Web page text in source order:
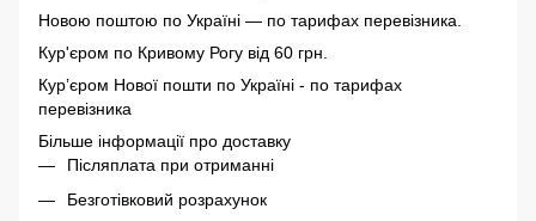
Новою поштою по Україні — по тарифах перевізника.
Кур'єром по Кривому Рогу від 60 грн.
Курʼєром Нової пошти по Україні - по тарифах
перевізника
Більше інформації про доставку
Післяплата при отриманні
Безготівковий розрахунок